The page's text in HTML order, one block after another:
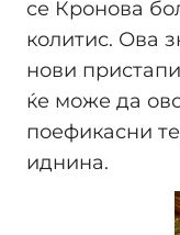
се Кронова
колитис. Ова
нови
ќе може да
поефикасни
иднина.